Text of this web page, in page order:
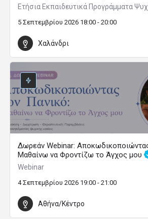
Ετήσια Εκπαιδευτικά Προγράμματα
5 Σεπτεμβρίου 2026 18:00 - 20:00
Χαλάνδρι
Δωρεάν Webinar:
Μαθαίνω να Φροντίζω το Άγχος μου
Webinar
4 Σεπτεμβρίου 2026 19:00 - 21:00
Αθήνα/Κέντρο